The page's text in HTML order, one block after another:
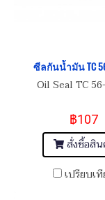
ซีลกันน้ำมัน TC
Oil Seal TC
฿107
สั่งซื้อสิน
เปรียบเ